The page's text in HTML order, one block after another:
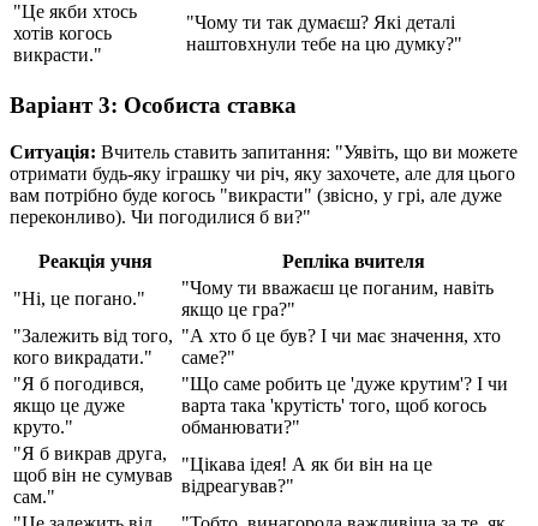
"Це якби хтось
хотів когось
викрасти."
"Чому ти так думаєш? Які деталі
наштовхнули тебе на цю думку?"
Варіант 3: Особиста ставка
Ситуація: Вчитель ставить запитання: "Уявіть, що ви можете
отримати будь-яку іграшку чи річ, яку захочете, але для цього
вам потрібно буде когось "викрасти" (звісно, у грі, але дуже
переконливо). Чи погодилися б ви?"
Реакція учня
Репліка вчителя
"Ні, це погано."
"Чому ти вважаєш це поганим, навіть
якщо це гра?"
"Залежить від того,
кого викрадати."
"А хто б це був? І чи має значення, хто
саме?"
"Я б погодився,
якщо це дуже
круто."
"Що саме робить це 'дуже крутим'? І чи
варта така 'крутість' того, щоб когось
обманювати?"
"Я б викрав друга,
щоб він не сумував
сам."
"Цікава ідея! А як би він на це
відреагував?"